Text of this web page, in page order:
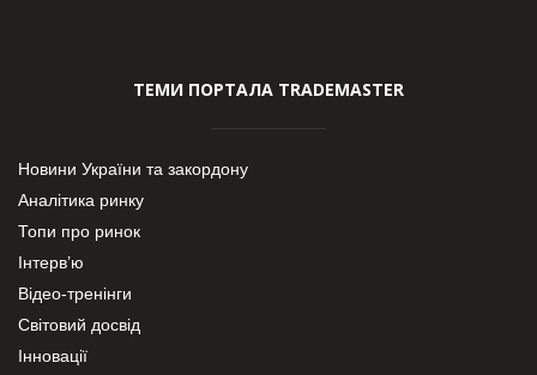
ТЕМИ ПОРТАЛА TRADEMASTER
Новини України та закордону
Аналітика ринку
Топи про ринок
Інтерв’ю
Відео-тренінги
Світовий досвід
Інновації